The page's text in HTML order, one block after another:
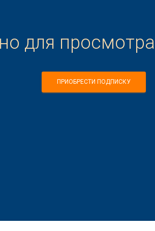
для
ПРИОБРЕСТИ ПОДПИСКУ